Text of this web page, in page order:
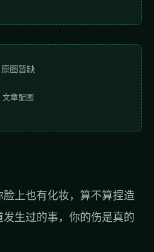
原图暂缺
文章配图
上也有化妆，算不算捏造
生过的事，你的伤是真的